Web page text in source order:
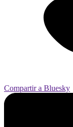
Compartir a Bluesky